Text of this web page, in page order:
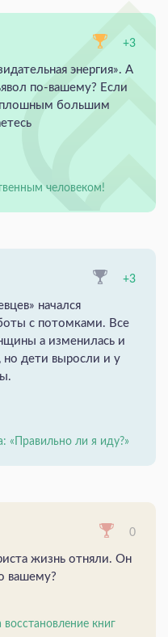
+3
энергия». А
по-вашему? Если
большим
человеком!
+3
начался
с потомками. Все
а изменилась и
но дети выросли и у
«Правильно ли я иду?»
0
жизнь отняли. Он
вашему?
книг